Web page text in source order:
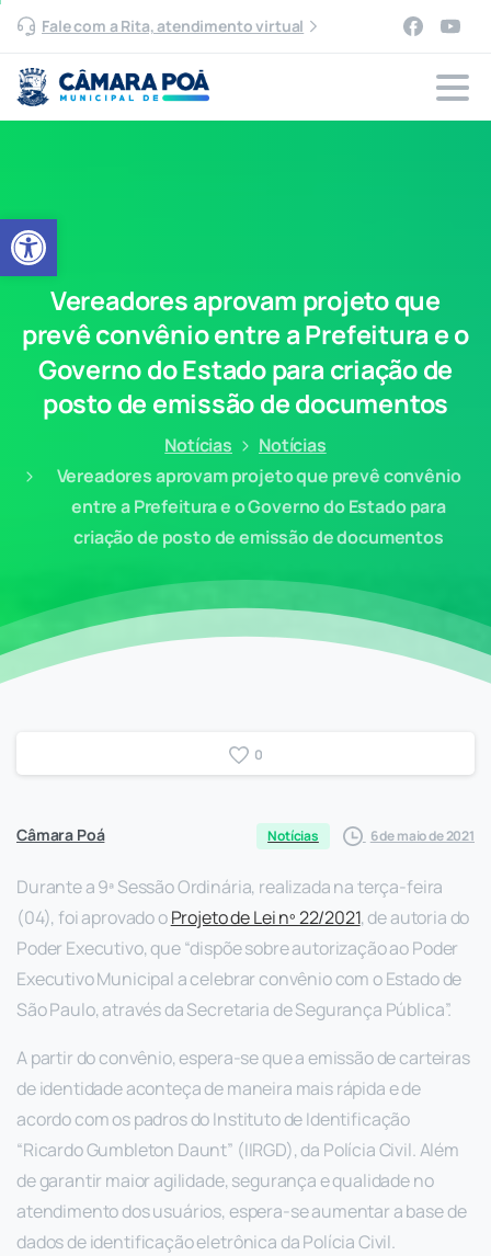
Abrir a barra de ferramentas
Fale com a Rita, atendimento virtual
Vereadoresaprovam projetoque
prevêconvênioentre aPrefeitura eo
GovernodoEstadopara criaçãode
postode emissãodedocumentos
Notícias
Notícias
Vereadores aprovam projeto que prevê convênio
entre a Prefeitura e o Governo do Estado para
criação de posto de emissão de documentos
0
Câmara Poá Notícias 6 de maio de 2021
Durante a 9ª Sessão Ordinária, realizada na terça-feira
(04), foi aprovado oProjeto de Lei nº 22/2021, de autoria do
Poder Executivo, que “dispõe sobre autorização ao Poder
Executivo Municipal a celebrar convênio com o Estado de
São Paulo, através da Secretaria de Segurança Pública”.
A partir do convênio, espera-se que a emissão de carteiras
de identidade aconteça de maneira mais rápida e de
acordo com os padros do Instituto de Identificação
“Ricardo Gumbleton Daunt” (IIRGD), da Polícia Civil. Além
de garantir maior agilidade, segurança e qualidade no
atendimento dos usuários, espera-se aumentar a base de
dados de identificação eletrônica da Polícia Civil.